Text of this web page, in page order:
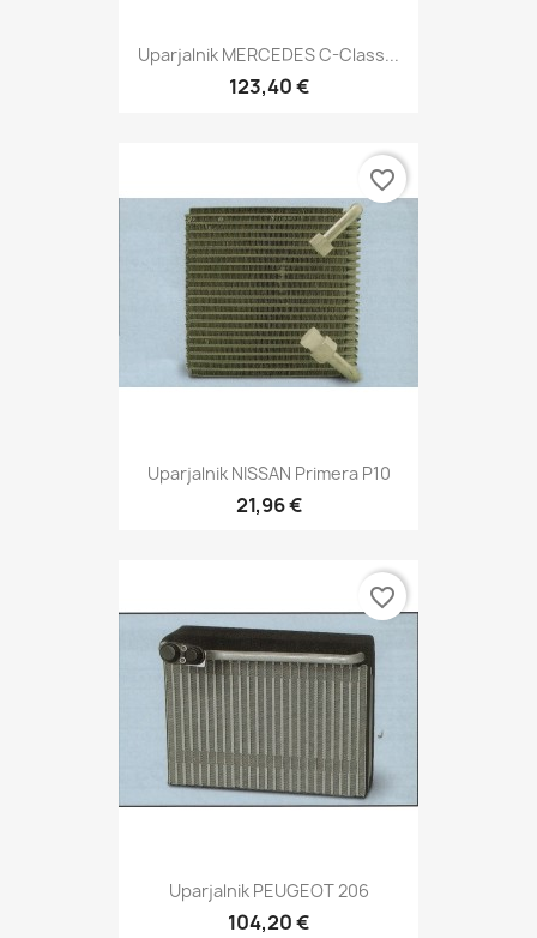
Uparjalnik MERCEDES C-Class...
123,40 €
Uparjalnik NISSAN Primera P10
21,96 €
favorite_border
Uparjalnik PEUGEOT 206
104,20 €
favorite_border